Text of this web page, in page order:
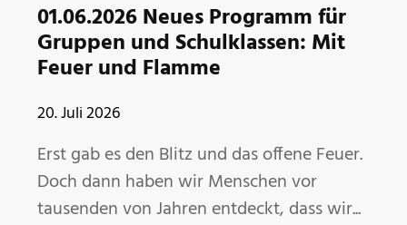
01.06.2026 Neues Programm für
Gruppen und Schulklassen: Mit
Feuer und Flamme
20. Juli 2026
Erst gab es den Blitz und das offene Feuer.
Doch dann haben wir Menschen vor
tausenden von Jahren entdeckt, dass wir...